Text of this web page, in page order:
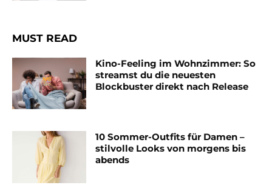
MUST READ
Kino-Feeling im Wohnzimmer: So
streamst du die neuesten
Blockbuster direkt nach Release
10 Sommer-Outfits für Damen –
stilvolle Looks von morgens bis
abends